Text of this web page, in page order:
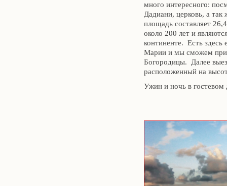
много интересного:
Дадиани, церковь, а
площадь составляет
около 200 лет и
континенте. Есть
Марии и мы сможем
Богородицы. Далее
расположенный на
Ужин и ночь в